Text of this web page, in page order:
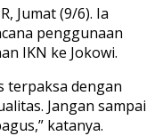
Jumat (9/6). Ia
penggunaan
IKN ke Jokowi.
terpaksa dengan
Jangan sampai
katanya.